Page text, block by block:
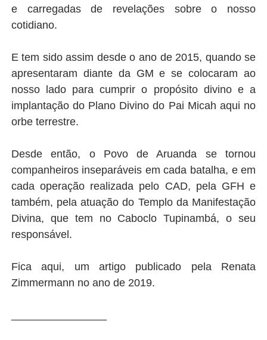
e carregadas de revelações sobre o nosso
cotidiano.
E tem sido assim desde o ano de 2015, quando se
apresentaram diante da GM e se colocaram ao
nosso lado para cumprir o propósito divino e a
implantação do Plano Divino do Pai Micah aqui no
orbe terrestre.
Desde então, o Povo de Aruanda se tornou
companheiros inseparáveis em cada batalha, e em
cada operação realizada pelo CAD, pela GFH e
também, pela atuação do Templo da Manifestação
Divina, que tem no Caboclo Tupinambá, o seu
responsável.
Fica aqui, um artigo publicado pela Renata
Zimmermann no ano de 2019.